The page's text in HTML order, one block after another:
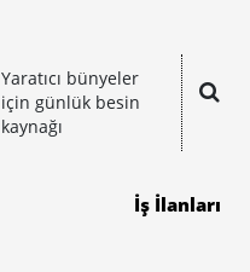
Yaratıcı bünyeler
için günlük besin
kaynağı
İş İlanları